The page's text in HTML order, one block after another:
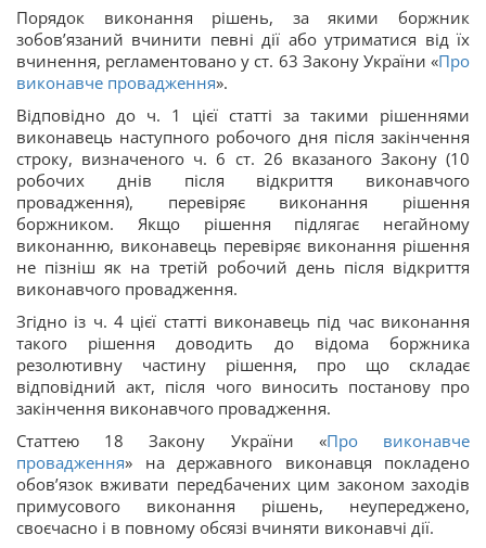
Порядок виконання рішень, за якими боржник
зобов’язаний вчинити певні дії або утриматися від їх
вчинення, регламентовано у ст. 63 Закону України «Про
виконавче провадження».
Відповідно до ч. 1 цієї статті за такими рішеннями
виконавець наступного робочого дня після закінчення
строку, визначеного ч. 6 ст. 26 вказаного Закону (10
робочих днів після відкриття виконавчого
провадження), перевіряє виконання рішення
боржником. Якщо рішення підлягає негайному
виконанню, виконавець перевіряє виконання рішення
не пізніш як на третій робочий день після відкриття
виконавчого провадження.
Згідно із ч. 4 цієї статті виконавець під час виконання
такого рішення доводить до відома боржника
резолютивну частину рішення, про що складає
відповідний акт, після чого виносить постанову про
закінчення виконавчого провадження.
Статтею 18 Закону України «Про виконавче
провадження» на державного виконавця покладено
обов’язок вживати передбачених цим законом заходів
примусового виконання рішень, неупереджено,
своєчасно і в повному обсязі вчиняти виконавчі дії.